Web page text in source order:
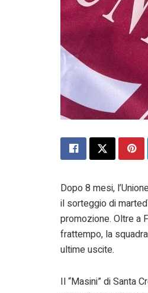
Dopo 8 mesi,
il sorteggio di
promozione. Oltre a
frattempo, la
ultime uscite.
Il “Masini” di Santa